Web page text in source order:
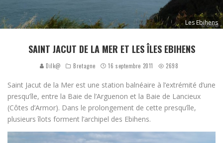
Les Ebihens
SAINT JACUT DE LA MER ET LES ÎLES EBIHENS
Dilk@ Bretagne 16 septembre 2011 2698
Saint Jacut de la Mer est une station balnéaire à l’extrémité d’une
presqu’île, entre la Baie de l’Arguenon et la Baie de Lancieux
(Côtes d’Armor). Dans le prolongement de cette presqu’île,
plusieurs îlots forment l’archipel des Ebihens.